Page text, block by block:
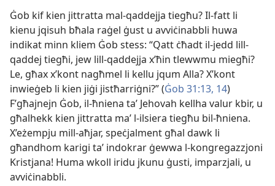
Ġob kif kien jittratta mal-​qaddejja tiegħu? Il-​fatt li
kienu jqisuh bħala raġel ġust u avviċinabbli huwa
indikat minn kliem Ġob stess: “Qatt ċħadt il-​jedd lill-​
qaddej tiegħi, jew lill-​qaddejja x’ħin tlewwmu miegħi?
Le, għax x’kont nagħmel li kellu jqum Alla? X’kont
inwieġeb li kien jiġi jistħarriġni?” (Ġob 31:​13, 14)
F’għajnejn Ġob, il-​ħniena taʼ Jehovah kellha valur kbir, u
għalhekk kien jittratta maʼ l-​ilsiera tiegħu bil-​ħniena.
X’eżempju mill-​aħjar, speċjalment għal dawk li
għandhom karigi taʼ indokrar ġewwa l-​kongregazzjoni
Kristjana! Huma wkoll iridu jkunu ġusti, imparzjali, u
avviċinabbli.